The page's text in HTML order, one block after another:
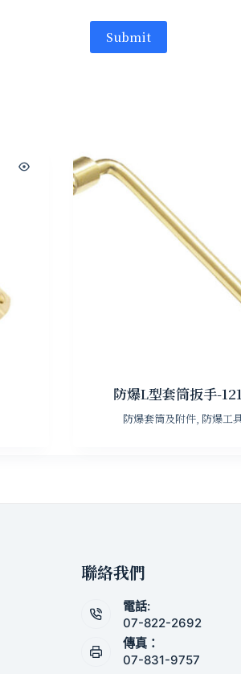
Submit
防爆L型套筒扳手-
防爆套筒及附件 防爆工
聯絡我們
電話:
07-822-2692
傳真：
07-831-9757